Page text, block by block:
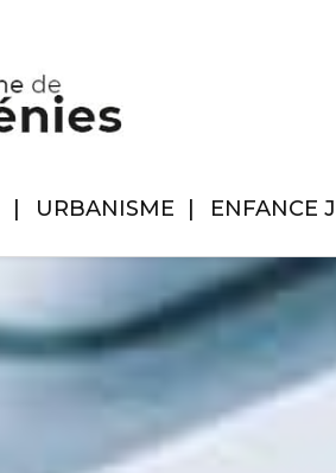
URBANISME ENFANCE